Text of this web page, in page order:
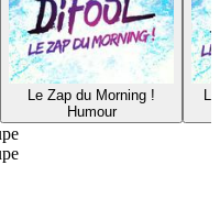
Le Zap du Morning !
Humour